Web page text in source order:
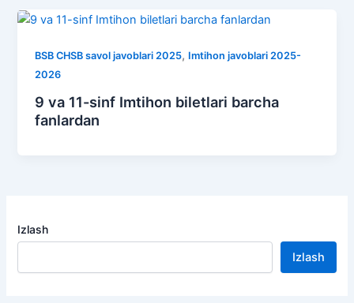
BSB CHSB savol javoblari 2025, Imtihon javoblari 2025-
2026
9 va 11-sinf Imtihon biletlari barcha
fanlardan
Izlash
Izlash